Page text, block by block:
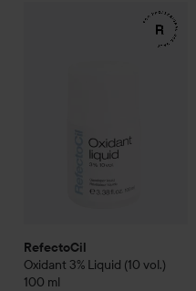
RefectoCil
Oxidant 3% Liquid (10 vol.)
100 ml
Oxidant 3%